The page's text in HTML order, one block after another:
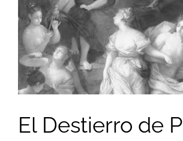
El Destierro de